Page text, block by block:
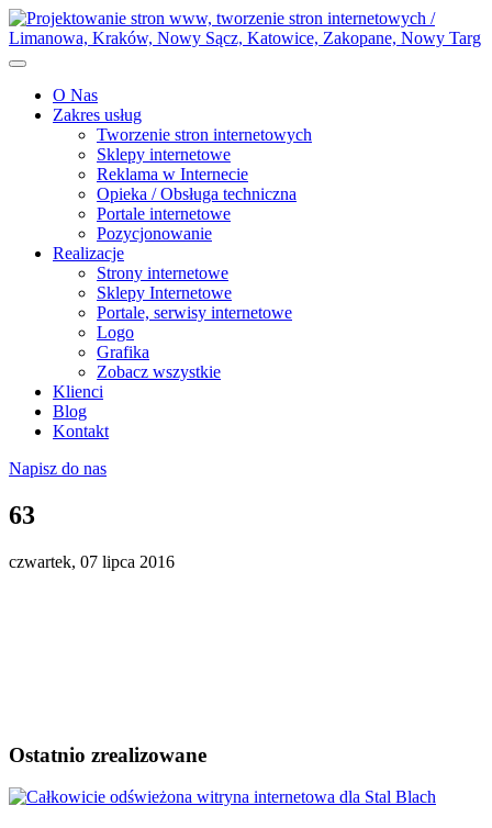
O Nas
Zakres usług
Tworzenie stron internetowych
Sklepy internetowe
Reklama w Internecie
Opieka / Obsługa techniczna
Portale internetowe
Pozycjonowanie
Realizacje
Strony internetowe
Sklepy Internetowe
Portale, serwisy internetowe
Logo
Grafika
Zobacz wszystkie
Klienci
Blog
Kontakt
Napisz do nas
63
czwartek, 07 lipca 2016
Ostatnio zrealizowane